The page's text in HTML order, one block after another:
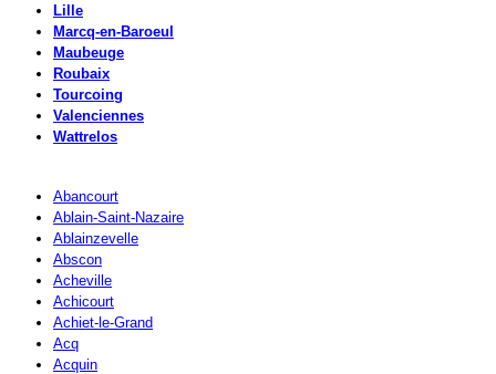
Lille
Marcq-en-Baroeul
Maubeuge
Roubaix
Tourcoing
Valenciennes
Wattrelos
Abancourt
Ablain-Saint-Nazaire
Ablainzevelle
Abscon
Acheville
Achicourt
Achiet-le-Grand
Acq
Acquin